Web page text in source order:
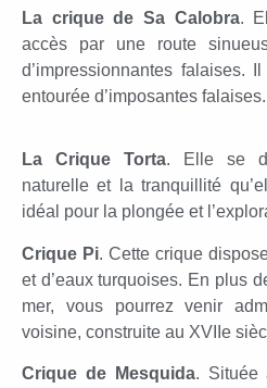
La crique de Sa Calobra.
accès par une route
d’impressionnantes falaises.
entourée d’imposantes falaises.
La Crique Torta. Elle se
naturelle et la tranquillité
idéal pour la plongée et
Crique Pi. Cette crique
et d’eaux turquoises. En plus
mer, vous pourrez venir
voisine, construite au XVIIe
Crique de Mesquida. Située